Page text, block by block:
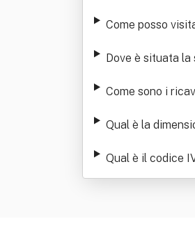
Come posso
Dove è situata la
Come sono i
Qual è la
Qual è il codice